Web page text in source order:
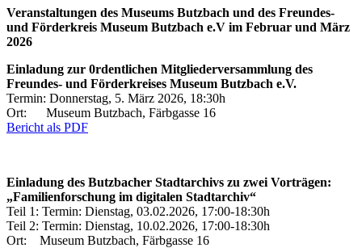
Veranstaltungen des Museums Butzbach und des Freundes-
und Förderkreis Museum Butzbach e.V im Februar und März
2026
Einladung zur 0rdentlichen Mitgliederversammlung des
Freundes- und Förderkreises Museum Butzbach e.V.
Termin: Donnerstag, 5. März 2026, 18:30h
Ort: Museum Butzbach, Färbgasse 16
Bericht als PDF
Einladung des Butzbacher Stadtarchivs zu zwei Vorträgen:
„Familienforschung im digitalen Stadtarchiv“
Teil 1: Termin: Dienstag, 03.02.2026, 17:00-18:30h
Teil 2: Termin: Dienstag, 10.02.2026, 17:00-18:30h
Ort: Museum Butzbach, Färbgasse 16